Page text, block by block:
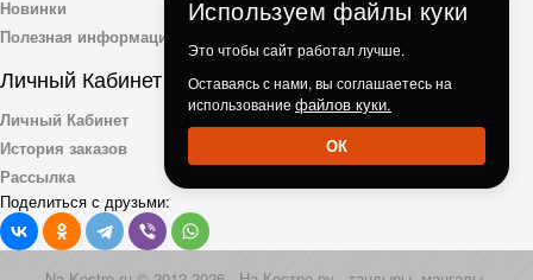
Новинки
Полезная информация
Личный Кабинет
Личный Кабинет
История заказов
Рассылка
Поделиться с друзьми:
Используем файлы куки
Это чтобы сайт работал лучше.
Оставаясь с нами, вы соглашаетесь на
использование файлов куки.
ОК